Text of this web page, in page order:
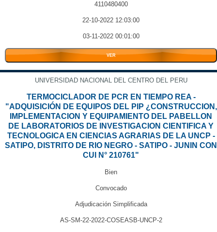
4110480400
22-10-2022 12:03:00
03-11-2022 00:01:00
VER
UNIVERSIDAD NACIONAL DEL CENTRO DEL PERU
TERMOCICLADOR DE PCR EN TIEMPO REA -
"ADQUISICIÓN DE EQUIPOS DEL PIP ¿CONSTRUCCION,
IMPLEMENTACION Y EQUIPAMIENTO DEL PABELLON
DE LABORATORIOS DE INVESTIGACION CIENTIFICA Y
TECNOLOGICA EN CIENCIAS AGRARIAS DE LA UNCP -
SATIPO, DISTRITO DE RIO NEGRO - SATIPO - JUNIN CON
CUI N° 210761"
Bien
Convocado
Adjudicación Simplificada
AS-SM-22-2022-COSEASB-UNCP-2